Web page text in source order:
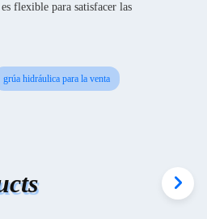
flexible para satisfacer las
grúa hidráulica para la venta